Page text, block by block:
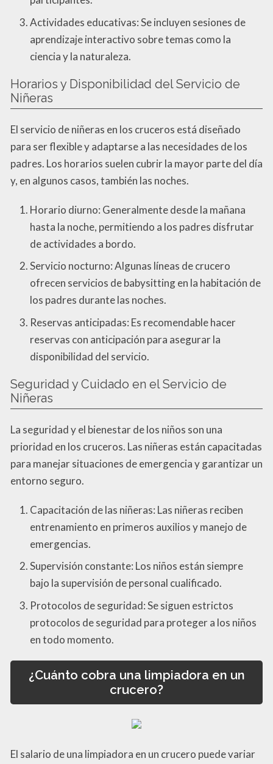
Actividades educativas: Se incluyen sesiones de
aprendizaje interactivo sobre temas como la
ciencia y la naturaleza.
Horarios y Disponibilidad del Servicio de
Niñeras
El servicio de niñeras en los cruceros está diseñado
para ser flexible y adaptarse a las necesidades de los
padres. Los horarios suelen cubrir la mayor parte del día
y, en algunos casos, también las noches.
Horario diurno: Generalmente desde la mañana
hasta la noche, permitiendo a los padres disfrutar
de actividades a bordo.
Servicio nocturno: Algunas líneas de crucero
ofrecen servicios de babysitting en la habitación de
los padres durante las noches.
Reservas anticipadas: Es recomendable hacer
reservas con anticipación para asegurar la
disponibilidad del servicio.
Seguridad y Cuidado en el Servicio de
Niñeras
La seguridad y el bienestar de los niños son una
prioridad en los cruceros. Las niñeras están capacitadas
para manejar situaciones de emergencia y garantizar un
entorno seguro.
Capacitación de las niñeras: Las niñeras reciben
entrenamiento en primeros auxilios y manejo de
emergencias.
Supervisión constante: Los niños están siempre
bajo la supervisión de personal cualificado.
Protocolos de seguridad: Se siguen estrictos
protocolos de seguridad para proteger a los niños
en todo momento.
¿Cuánto cobra una limpiadora en un
crucero?
El salario de una limpiadora en un crucero puede variar